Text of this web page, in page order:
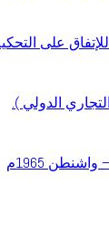
على
الدولي ).
1965م